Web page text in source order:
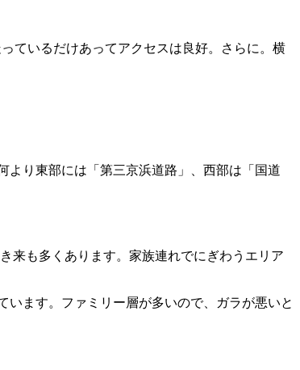
ているだけあってアクセスは良好。さらに。横
より東部には「第三京浜道路」、西部は「国道
来も多くあります。家族連れでにぎわうエリア
ます。ファミリー層が多いので、ガラが悪いと